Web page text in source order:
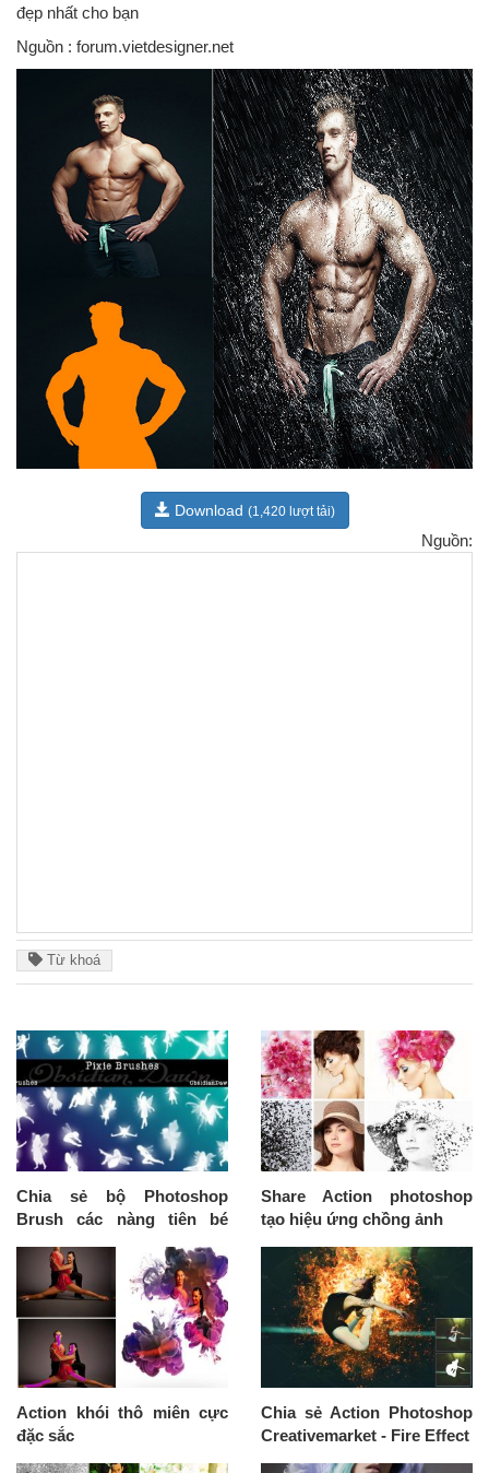
đẹp nhất cho bạn
Nguồn : forum.vietdesigner.net
Download (1,420 lượt tải)
Nguồn:
Từ khoá
Chia sẻ bộ Photoshop
Brush các nàng tiên bé
Share Action photoshop
tạo hiệu ứng chồng ảnh
Action khói thô miên cực
đặc sắc
Chia sẻ Action Photoshop
Creativemarket - Fire Effect